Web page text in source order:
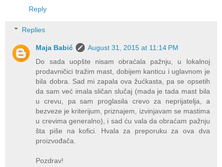
Reply
Replies
Maja Babić
August 31, 2015 at 11:14 PM
Do sada uopšte nisam obraćala pažnju, u lokalnoj
prodavničici tražim mast, dobijem kanticu i uglavnom je
bila dobra. Sad mi zapala ova žućkasta, pa se opsetih
da sam već imala sličan slučaj (mada je tada mast bila
u crevu, pa sam proglasila crevo za neprijatelja, a
bezveze je kriterijum, priznajem, izvinjavam se mastima
u crevima generalno), i sad ću vala da obraćam pažnju
šta piše na kofici. Hvala za preporuku za ova dva
proizvođača.
Pozdrav!